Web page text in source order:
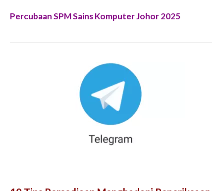
Percubaan SPM Sains Komputer Johor 2025